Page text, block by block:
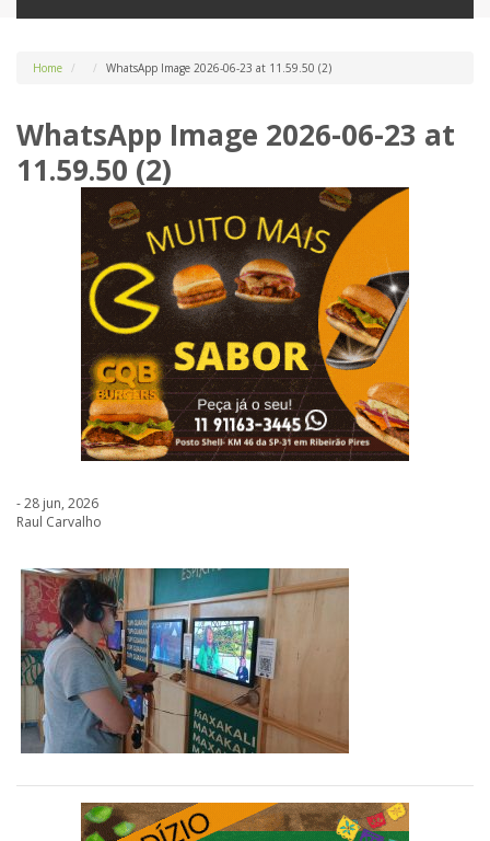
Home WhatsApp Image 2026-06-23 at 11.59.50 (2)
WhatsApp Image 2026-06-23 at
11.59.50 (2)
- 28 jun, 2026
Raul Carvalho